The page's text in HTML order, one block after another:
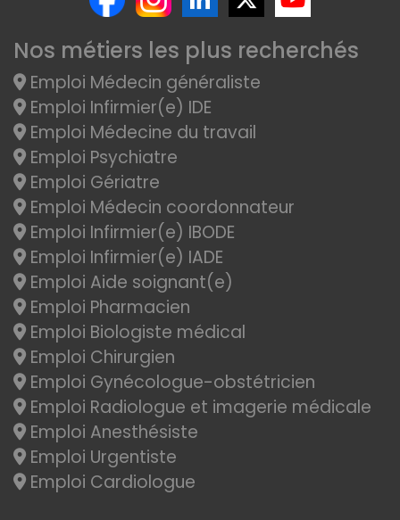
Nos métiers les plus recherchés
Emploi Médecin généraliste
Emploi Infirmier(e) IDE
Emploi Médecine du travail
Emploi Psychiatre
Emploi Gériatre
Emploi Médecin coordonnateur
Emploi Infirmier(e) IBODE
Emploi Infirmier(e) IADE
Emploi Aide soignant(e)
Emploi Pharmacien
Emploi Biologiste médical
Emploi Chirurgien
Emploi Gynécologue-obstétricien
Emploi Radiologue et imagerie médicale
Emploi Anesthésiste
Emploi Urgentiste
Emploi Cardiologue